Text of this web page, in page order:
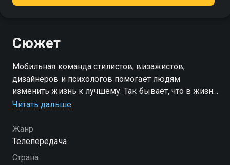
Сюжет
Мобильная команда стилистов, визажистов,
дизайнеров и психологов помогает людям
изменить жизнь к лучшему. Так бывает, что в жизни
замечательных, талантливых, хороших людей
любимая работа не радует, дом приходит в
запустение, появляется лишний вес и уходит былая
легкость в отношениях с родными и любимыми.
Читать дальше
Жанр
Телепередача
Страна